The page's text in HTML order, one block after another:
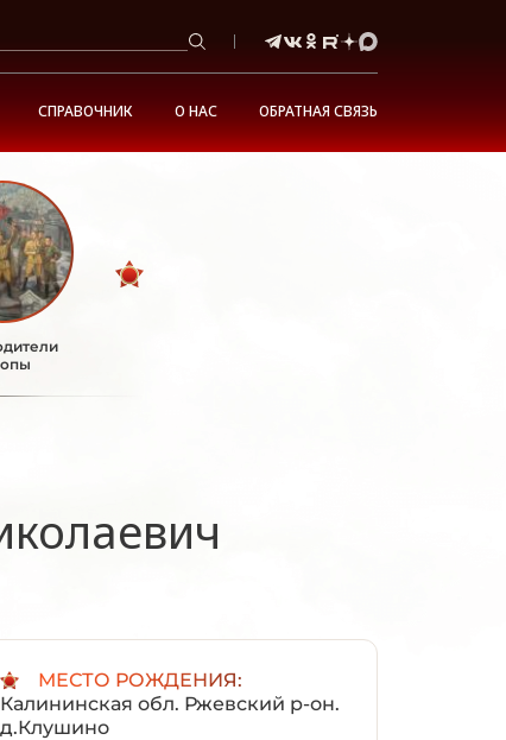
СПРАВОЧНИК О НАС ОБРАТНАЯ СВЯЗЬ
МЕСТО РОЖДЕНИЯ:
Калининская обл. Ржевский р-он.
д.Клушино